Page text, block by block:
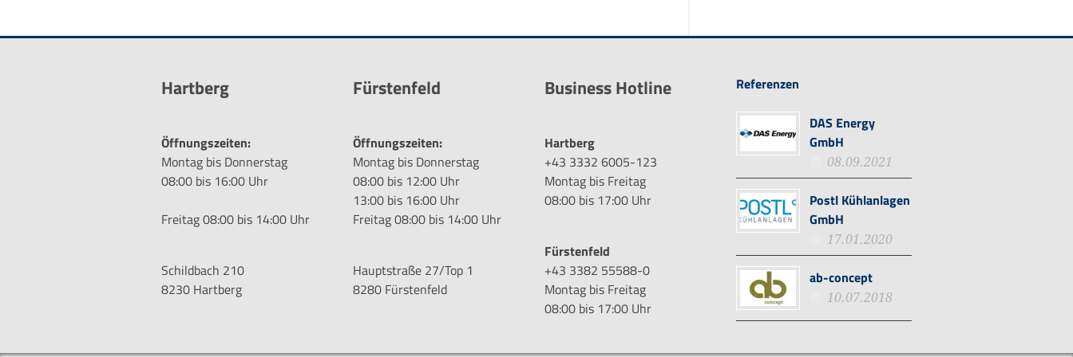
Hartberg
Öffnungszeiten:
Montag bis Donnerstag
08:00 bis 16:00 Uhr
Freitag 08:00 bis 14:00 Uhr
Schildbach 210
8230 Hartberg
Fürstenfeld
Öffnungszeiten:
Montag bis Donnerstag
08:00 bis 12:00 Uhr
13:00 bis 16:00 Uhr
Freitag 08:00 bis 14:00 Uhr
Hauptstraße 27/Top 1
8280 Fürstenfeld
Business Hotline
Hartberg
+43 3332 6005-123
Montag bis Freitag
08:00 bis 17:00 Uhr
Fürstenfeld
+43 3382 55588-0
Montag bis Freitag
08:00 bis 17:00 Uhr
Referenzen
DAS Energy
GmbH
08.09.2021
Postl Kühlanlagen
GmbH
17.01.2020
ab-concept
10.07.2018